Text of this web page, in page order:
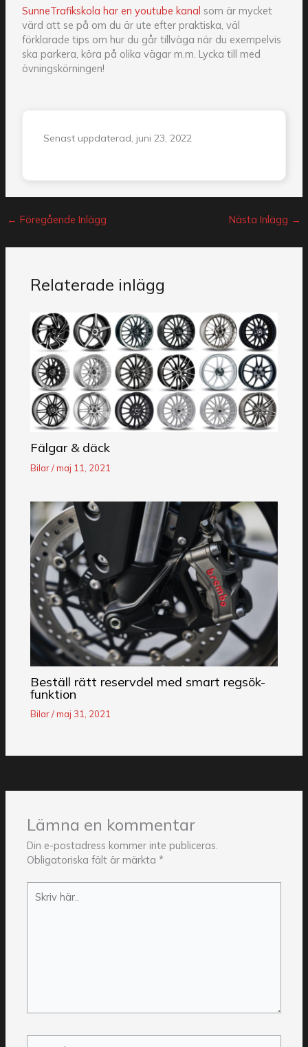
SunneTrafikskola har en youtube kanal som är mycket
värd att se på om du är ute efter praktiska, väl
förklarade tips om hur du går tillväga när du exempelvis
ska parkera, köra på olika vägar m.m. Lycka till med
övningskörningen!
Senast uppdaterad, juni 23, 2022
← Föregående Inlägg Nästa Inlägg →
Relaterade inlägg
Fälgar & däck
Bilar/maj 11, 2021
Beställ rätt reservdel med smart regsök-
funktion
Bilar/maj 31, 2021
Lämna en kommentar
Din e-postadress kommer inte publiceras.
Obligatoriska fält är märkta*
här..